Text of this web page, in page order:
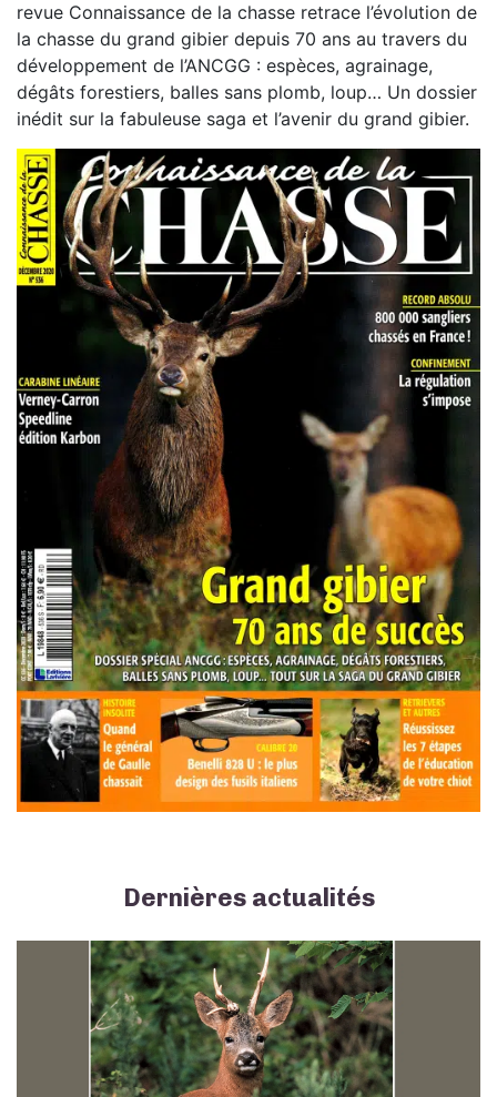
revue Connaissance de la chasse retrace l’évolution de
la chasse du grand gibier depuis 70 ans au travers du
développement de l’ANCGG : espèces, agrainage,
dégâts forestiers, balles sans plomb, loup… Un dossier
inédit sur la fabuleuse saga et l’avenir du grand gibier.
Dernières actualités